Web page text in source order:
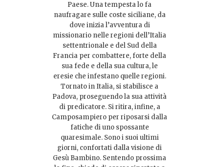
Paese. Una tempesta lo fa
naufragare sulle coste siciliane, da
dove inizia l’avventura di
missionario nelle regioni dell’Italia
settentrionale e del Sud della
Francia per combattere, forte della
sua fede e della sua cultura, le
eresie che infestano quelle regioni.
Tornato in Italia, si stabilisce a
Padova, proseguendo la sua attività
di predicatore. Si ritira, infine, a
Camposampiero per riposarsi dalla
fatiche di uno spossante
quaresimale. Sono i suoi ultimi
giorni, confortati dalla visione di
Gesù Bambino. Sentendo prossima